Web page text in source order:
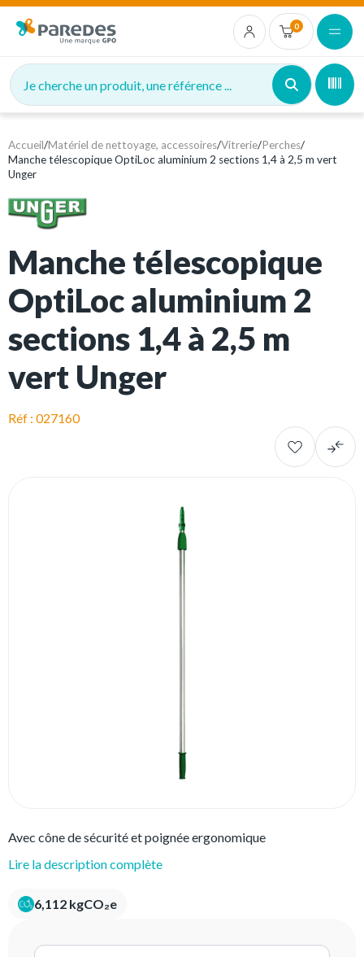
0
Je cherche un produit, une référence ...
Accueil/Matériel de nettoyage, accessoires/Vitrerie/Perches/
Manche télescopique OptiLoc aluminium 2 sections 1,4 à 2,5 m vert
Unger
Manche télescopique
OptiLoc aluminium 2
sections 1,4 à 2,5 m
vert Unger
Réf : 027160
Avec cône de sécurité et poignée ergonomique
Lire la description complète
6,112 kgCO₂e